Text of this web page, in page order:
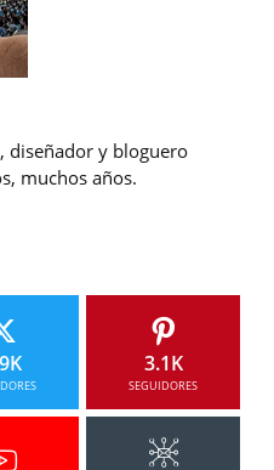
, diseñador y bloguero
muchos años.
3.1K
SEGUIDORES